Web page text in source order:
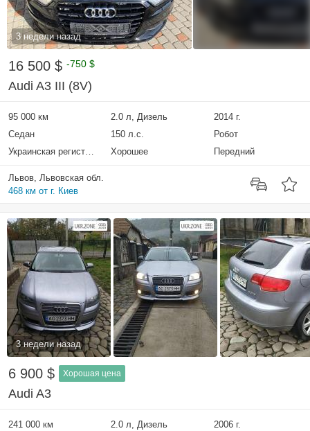
3 недели назад
16 500 $ -750 $
Audi A3 III (8V)
95 000 км 2.0 л, Дизель
2014 г.
Седан
150 л.с.
Робот
Украинская регистрация
Хорошее Передний
Львов, Львовская обл.
468 км от г. Киев
3 недели назад
6 900 $ Хорошая цена
Audi A3
241 000 км 2.0 л, Дизель
2006 г.